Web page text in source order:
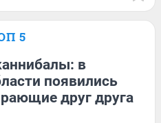
5
в
появились
друг друга